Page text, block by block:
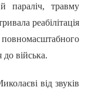
параліч, травму
реабілітація
війська.
від звуків